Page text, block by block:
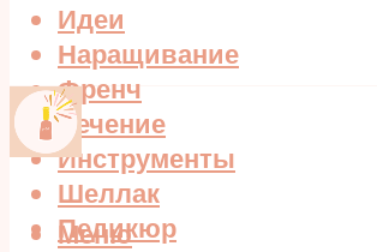
Идеи
Наращивание
Френч
Лечение
Инструменты
Шеллак
Педикюр
Меню